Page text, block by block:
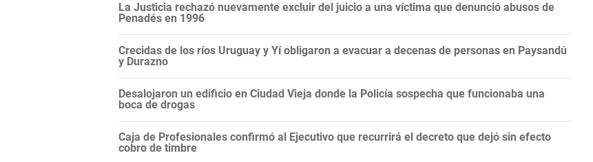
La Justicia rechazó nuevamente excluir del juicio a una víctima que denunció abusos de
Penadés en 1996
Crecidas de los ríos Uruguay y Yí obligaron a evacuar a decenas de personas en Paysandú
y Durazno
Desalojaron un edificio en Ciudad Vieja donde la Policía sospecha que funcionaba una
boca de drogas
Caja de Profesionales confirmó al Ejecutivo que recurrirá el decreto que dejó sin efecto
cobro de timbre